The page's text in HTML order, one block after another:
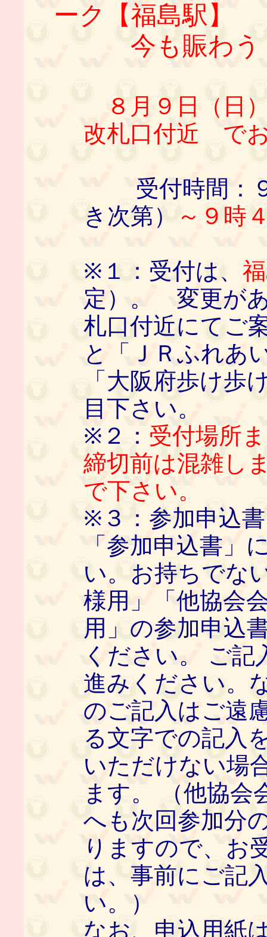
ーク【福島駅】
今も賑わう！
８月９日（日
改札口付近 で
受付時間：９
き次第）
～９時
※１：受付は、
定）。 変更が
札口付近にてご
と「ＪＲふれあ
「大阪府歩け歩
目下さい。
※２： 受付場所
締切前は混雑し
で下さい。
※３：参加申込
「参加申込書」
い。お持ちでな
様用」「他協会
用」の参加申込
ください。 ご
進みください。
のご記入はご遠
る文字での記入
いただけない場
ます。 （他協会
へも次回参加分
りますので、お
は、事前にご記
い。）
なお、申込用紙